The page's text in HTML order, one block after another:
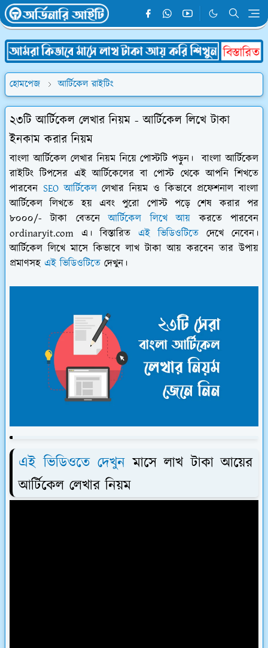
হোমপেজ আর্টিকেল রাইটিং
২৩টি আর্টিকেল লেখার নিয়ম - আর্টিকেল লিখে টাকা
ইনকাম করার নিয়ম
বাংলা আর্টিকেল লেখার নিয়ম নিয়ে পোস্টটি পড়ুন। বাংলা আর্টিকেল
রাইটিং টিপসের এই আর্টিকেলের বা পোস্ট থেকে আপনি শিখতে
পারবেন SEO আর্টিকেললেখার নিয়ম ও কিভাবে প্রফেশনাল বাংলা
আর্টিকেল লিখতে হয় এবং পুরো পোস্ট পড়ে শেষ করার পর
৮০০০/- টাকা বেতনেআর্টিকেল লিখে আয় করতে পারবেন
ordinaryit.com এ। বিস্তারিত এই ভিডিওটিতে দেখে নেবেন।
আর্টিকেল লিখে মাসে কিভাবে লাখ টাকা আয় করবেন তার উপায়
প্রমাণসহ এই ভিডিওটিতে দেখুন।
এই ভিডিওতে দেখুন মাসে লাখ টাকা আয়ের
আর্টিকেল লেখার নিয়ম